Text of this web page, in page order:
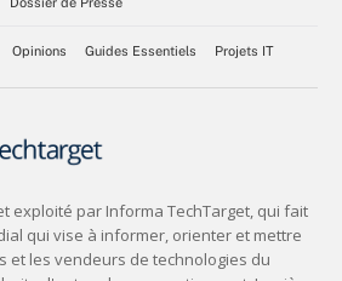
Opinions Guides Essentiels Projets IT